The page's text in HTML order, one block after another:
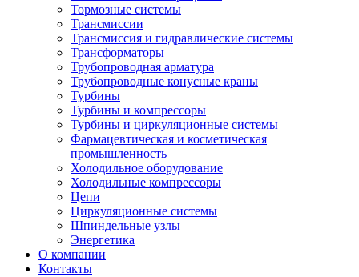
Тормозные системы
Трансмиссии
Трансмиссия и гидравлические системы
Трансформаторы
Трубопроводная арматура
Трубопроводные конусные краны
Турбины
Турбины и компрессоры
Турбины и циркуляционные системы
Фармацевтическая и косметическая
промышленность
Холодильное оборудование
Холодильные компрессоры
Цепи
Циркуляционные системы
Шпиндельные узлы
Энергетика
О компании
Контакты